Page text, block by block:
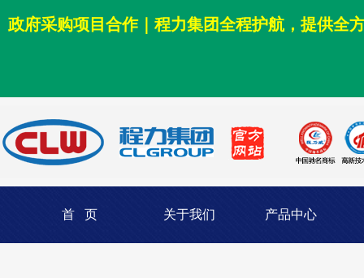
政府采购项目合作｜程力集团全程护航，提供全
首 页 关于我们 产品中心